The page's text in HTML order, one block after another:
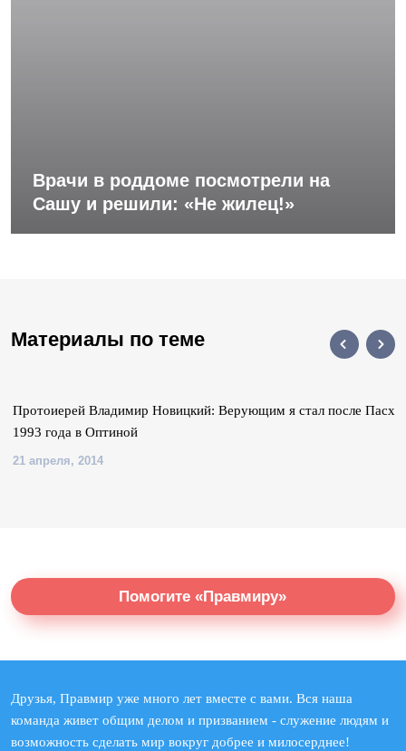
Врачи в роддоме посмотрели на
Сашу и решили: «Не жилец!»
Материалы по теме
Протоиерей Владимир Новицкий: Верующим я стал после Пасхи
1993 года в Оптиной
21 апреля, 2014
Помогите «Правмиру»
Друзья, Правмир уже много лет вместе с вами. Вся наша
команда живет общим делом и призванием - служение людям и
возможность сделать мир вокруг добрее и милосерднее!